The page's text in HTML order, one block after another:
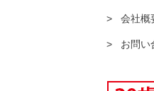
会社概
お問い